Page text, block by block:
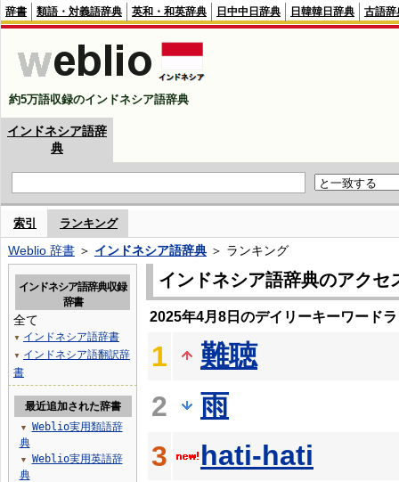
辞書 類語・対義語辞典 英和・和英辞典 日中中日辞典 日韓韓日辞典 古語辞
約5万語収録のインドネシア語辞典
インドネシア語辞
典
索引 ランキング
Weblio 辞書 ＞ インドネシア語辞典 ＞ ランキング
インドネシア語辞典のアクセ
2025年4月8日のデイリーキーワード
1
難聴
2
雨
3
hati-hati
インドネシア語辞典収録
辞書
全て
▼ インドネシア語辞書
▼
インドネシア語翻訳辞
書
最近追加された辞書
▼
Weblio実用類語辞
典
▼
Weblio実用英語辞
典